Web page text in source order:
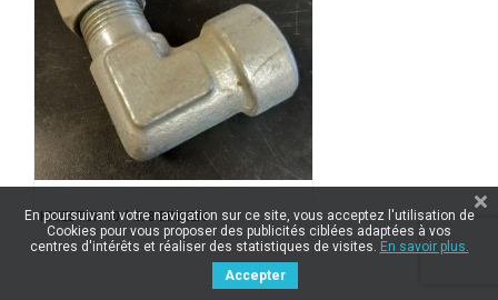
KNIESTUK 10 * 3/8 BINNEN
En poursuivant votre navigation sur ce site, vous acceptez l'utilisation de
Cookies pour vous proposer des publicités ciblées adaptées à vos
centres d'intérêts et réaliser des statistiques de visites. En savoir plus.
Accepter